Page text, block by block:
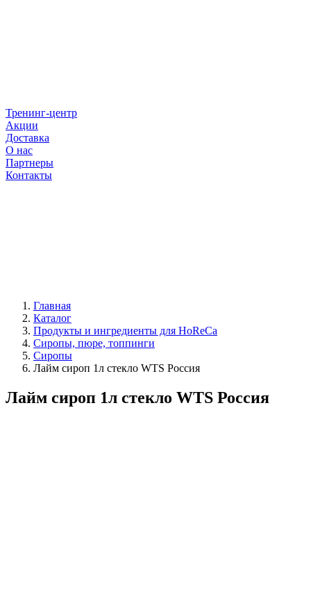
Тренинг-центр
Акции
Доставка
О нас
Партнеры
Контакты
Главная
Каталог
Продукты и ингредиенты для HoReCa
Сиропы, пюре, топпинги
Сиропы
Лайм сироп 1л стекло WTS Россия
Лайм сироп 1л стекло WTS Россия